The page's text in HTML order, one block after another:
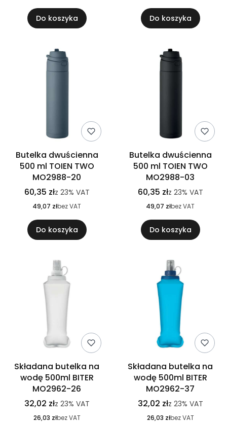
Do koszyka Do koszyka
Butelka dwuścienna
500 ml TOIEN TWO
MO2988-20
60,35 złz 23% VAT
49,07 złbez VAT
Do koszyka
Butelka dwuścienna
500 ml TOIEN TWO
MO2988-03
60,35 złz 23% VAT
49,07 złbez VAT
Do koszyka
Składana butelka na
wodę 500ml BITER
MO2962-26
32,02 złz 23% VAT
26,03 złbez VAT
Składana butelka na
wodę 500ml BITER
MO2962-37
32,02 złz 23% VAT
26,03 złbez VAT